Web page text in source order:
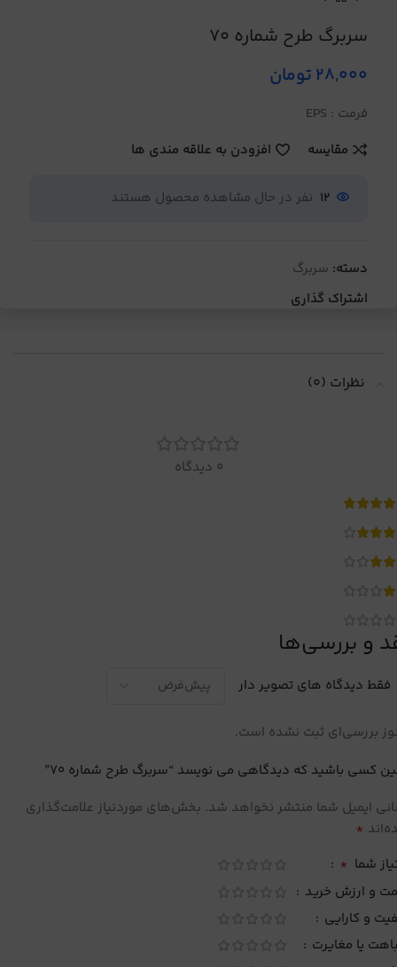
سربرگ طرح شماره 70
28,000تومان
فرمت : EPS
مقایسه
افزودن به علاقه مندی ها
12 نفر در حال مشاهده محصول هستند
دسته: سربرگ
اشتراک گذاری
نظرات (0)
0 دیدگاه
و بررسی‌ها
فقط دیدگاه های تصویر دار
بررسی‌ای ثبت نشده است.
کسی باشید که دیدگاهی می نویسد “سربرگ طرح شماره 70”
ایمیل شما منتشر نخواهد شد. بخش‌های موردنیاز علامت‌گذاری
*
شما *
و ارزش خرید
و کارایی
یا مغایرت